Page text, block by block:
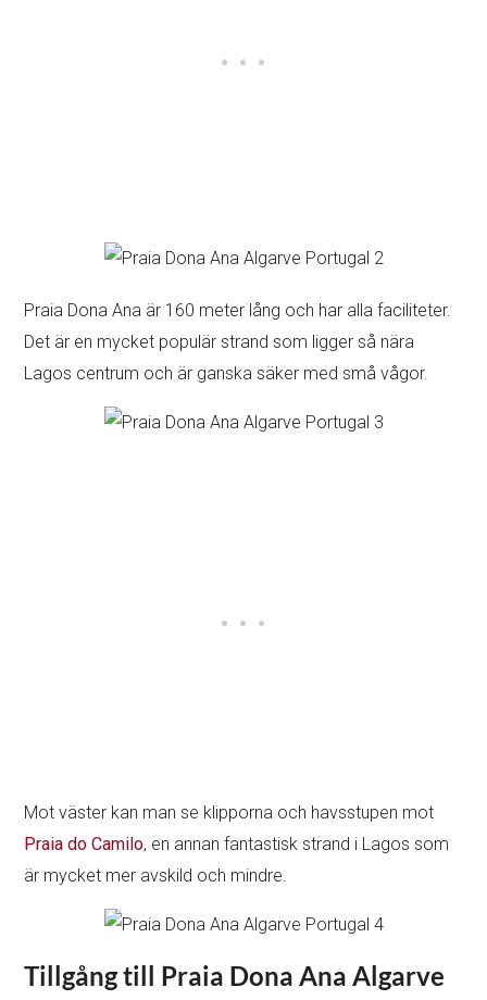
Praia Dona Ana är 160 meter lång och har alla faciliteter.
Det är en mycket populär strand som ligger så nära
Lagos centrum och är ganska säker med små vågor.
Mot väster kan man se klipporna och havsstupen mot
Praia do Camilo, en annan fantastisk strand i Lagos som
är mycket mer avskild och mindre.
Tillgång till Praia Dona Ana Algarve